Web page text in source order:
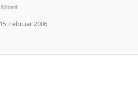
Monsti
15. Februar 2006